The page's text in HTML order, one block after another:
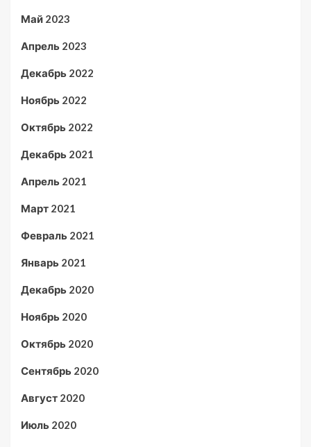
Май 2023
Апрель 2023
Декабрь 2022
Ноябрь 2022
Октябрь 2022
Декабрь 2021
Апрель 2021
Март 2021
Февраль 2021
Январь 2021
Декабрь 2020
Ноябрь 2020
Октябрь 2020
Сентябрь 2020
Август 2020
Июль 2020